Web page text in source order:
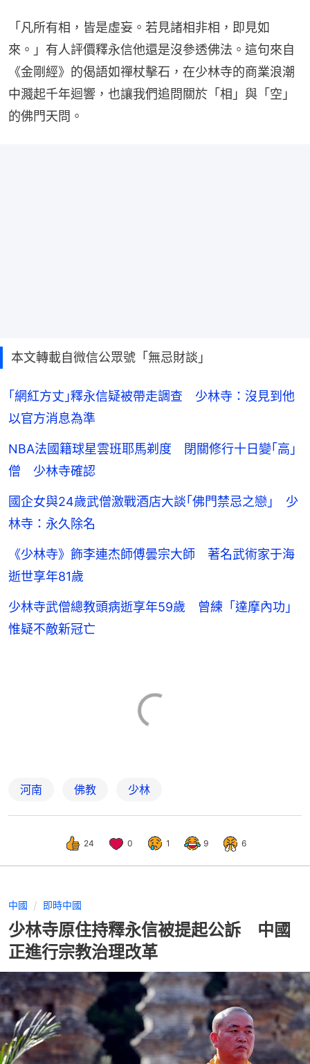
「凡所有相，皆是虛妄。若見諸相非相，即見如
來。」有人評價釋永信他還是沒參透佛法。這句來自
《金剛經》的偈語如禪杖擊石，在少林寺的商業浪潮
中濺起千年迴響，也讓我們追問關於「相」與「空」
的佛門天問。
本文轉載自微信公眾號「無忌財談」
｢網紅方丈｣釋永信疑被帶走調查 少林寺：沒見到他
以官方消息為準
NBA法國籍球星雲班耶馬剃度 閉關修行十日變｢高｣
僧 少林寺確認
國企女與24歲武僧激戰酒店大談｢佛門禁忌之戀｣ 少
林寺：永久除名
《少林寺》飾李連杰師傅曇宗大師 著名武術家于海
逝世享年81歲
少林寺武僧總教頭病逝享年59歲 曾練「達摩內功」
惟疑不敵新冠亡
河南 佛教 少林
24 0 1 9 6
中國 即時中國
少林寺原住持釋永信被提起公訴 中國
正進行宗教治理改革